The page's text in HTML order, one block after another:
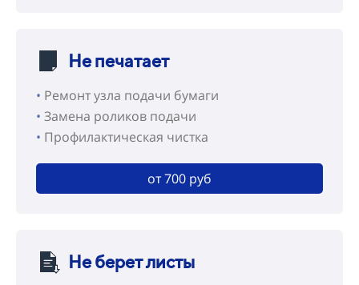
Не печатает
• Ремонт узла подачи бумаги
• Замена роликов подачи
• Профилактическая чистка
от 700 руб
Не берет листы